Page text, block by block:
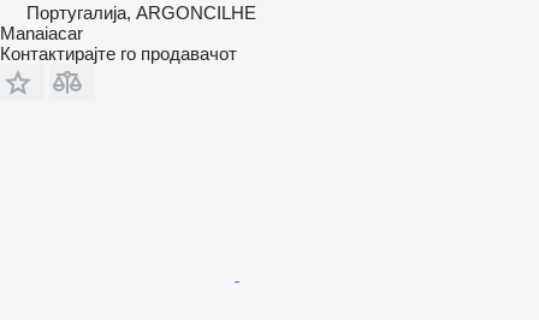
Португалија, ARGONCILHE
Manaiacar
Контактирајте го продавачот